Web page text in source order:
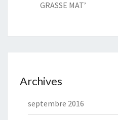
GRASSE MAT’
Archives
septembre 2016